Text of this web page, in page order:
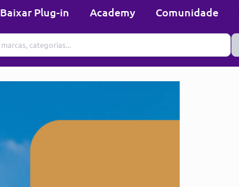
Baixar Plug-in Academy Comunidade